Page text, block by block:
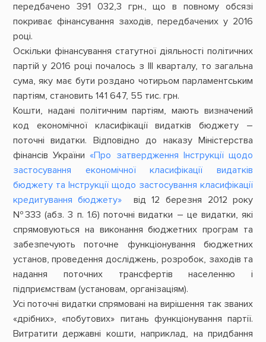
передбачено 391 032,3 грн., що в повному обсязі
покриває фінансування заходів, передбачених у 2016
році.
Оскільки фінансування статутної діяльності політичних
партій у 2016 році почалось з III кварталу, то загальна
сума, яку має бути роздано чотирьом парламентським
партіям, становить 141 647, 55 тис. грн.
Кошти, надані політичним партіям, мають визначений
код економічної класифікації видатків бюджету –
поточні видатки. Відповідно до наказу Міністерства
фінансів України«Про затвердження Інструкції щодо
застосування економічної класифікації видатків
бюджету та Інструкції щодо застосування класифікації
кредитування бюджету»
від 12 березня 2012 року
№333 (абз. 3 п. 1.6) поточні видатки – це видатки, які
спрямовуються на виконання бюджетних програм та
забезпечують поточне функціонування бюджетних
установ, проведення досліджень, розробок, заходів та
надання поточних трансфертів населенню і
підприємствам (установам, організаціям).
Усі поточні видатки спрямовані на вирішення так званих
«дрібних», «побутових» питань функціонування партії.
Витратити державні кошти, наприклад, на придбання